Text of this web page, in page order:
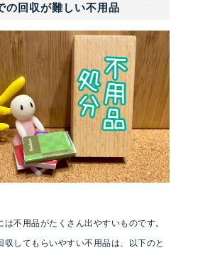
の回収が難しい不用品
は不用品がたくさん出やすいものです。
収してもらいやすい不用品は、以下のと